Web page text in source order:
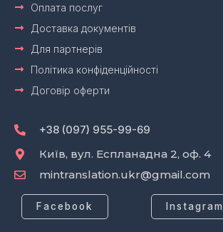
Оплата послуг
Доставка документів
Для партнерів
Політика конфіденційності
Договір оферти
+38 (097) 955-99-69
Київ, вул. Еспланадна 2, оф. 4
mintranslation.ukr@gmail.com
Facebook Instagram